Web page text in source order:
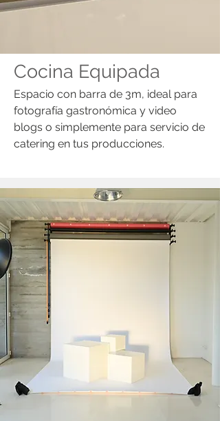
Cocina Equipada
Espacio con barra de 3m, ideal para
fotografía gastronómica y video
blogs o simplemente para servicio de
catering en tus producciones.